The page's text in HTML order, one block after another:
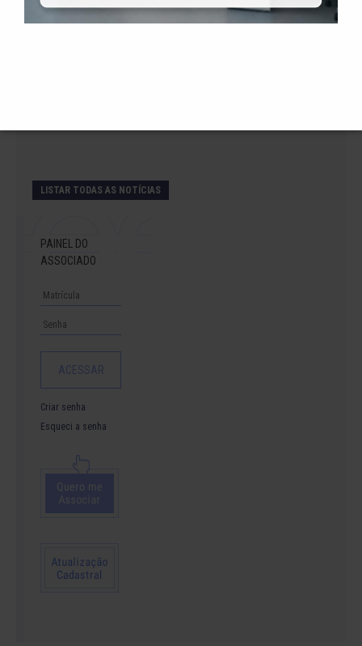
LISTAR TODAS AS NOTÍCIAS
PAINEL DO
ASSOCIADO
Criar senha
Esqueci a senha